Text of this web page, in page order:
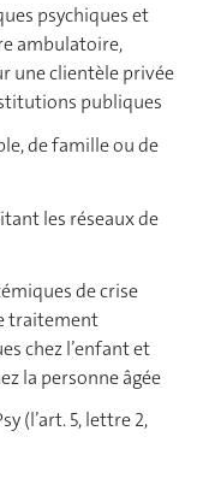
psychiques et
ambulatoire,
une clientèle privée
publiques
de famille ou de
les réseaux de
de crise
traitement
chez l’enfant et
la personne âgée
(l’art. 5, lettre 2,